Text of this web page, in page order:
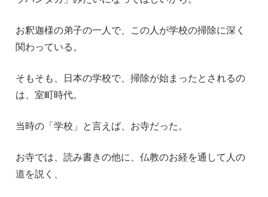
お釈迦様の弟子の一人で、この人が学校の掃除に深く
関わっている。
そもそも、日本の学校で、掃除が始まったとされるの
は、室町時代。
当時の「学校」と言えば、お寺だった。
お寺では、読み書きの他に、仏教のお経を通して人の
道を説く、